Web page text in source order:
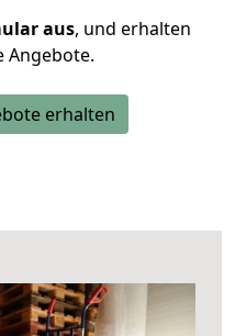
aus, und erhalten
Angebote.
erhalten